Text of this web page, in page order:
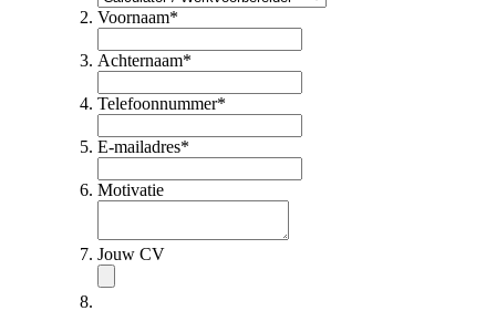
Voornaam*
Achternaam*
Telefoonnummer*
E-mailadres*
Motivatie
Jouw CV